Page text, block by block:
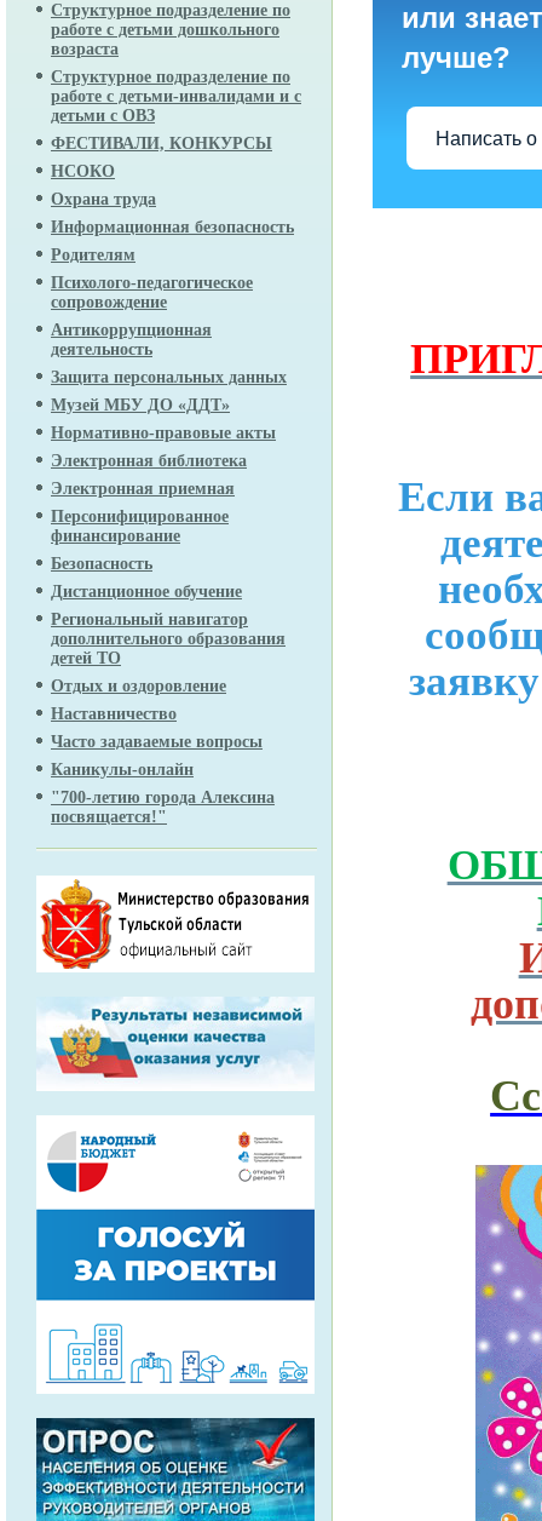
Структурное подразделение по
работе с детьми дошкольного
возраста
Структурное подразделение по
работе с детьми-инвалидами и с
детьми с ОВЗ
ФЕСТИВАЛИ, КОНКУРСЫ
НСОКО
Охрана труда
Информационная безопасность
Родителям
Психолого-педагогическое
сопровождение
Антикоррупционная
деятельность
Защита персональных данных
Музей МБУ ДО «ДДТ»
Нормативно-правовые акты
Электронная библиотека
Электронная приемная
Персонифицированное
финансирование
Безопасность
Дистанционное обучение
Региональный навигатор
дополнительного образования
детей ТО
Отдых и оздоровление
Наставничество
Часто задаваемые вопросы
Каникулы-онлайн
"700-летию города Алексина
посвящается!"
или
лучше?
Написать
Если